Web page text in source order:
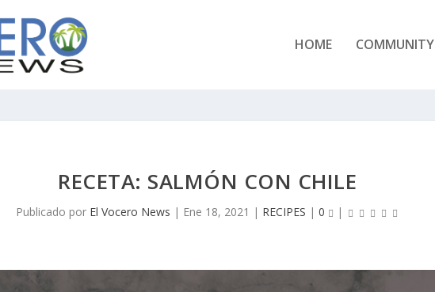
HOME COMMUNITY
RECETA: SALMÓN CON CHILE
Publicado por El Vocero News | Ene 18, 2021 | RECIPES |0 |